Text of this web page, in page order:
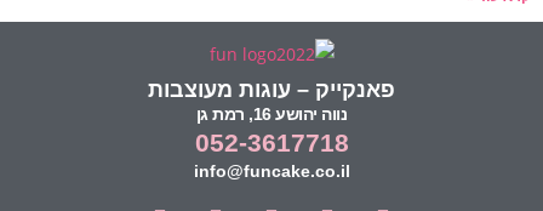
פאנקייק – עוגות מעוצבות
נווה יהושע 16, רמת גן
052-3617718
info@funcake.co.il